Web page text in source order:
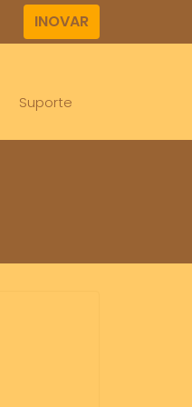
INOVAR
Suporte